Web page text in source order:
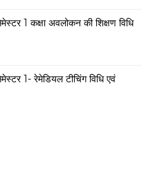
1 कक्षा अवलोकन की शिक्षण विधि
1- रेमेडियल टीचिंग विधि एवं